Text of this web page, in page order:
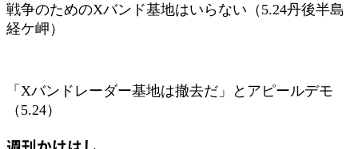
戦争のためのXバンド基地はいらない（5.24丹後半島
経ケ岬）
「Xバンドレーダー基地は撤去だ」とアピールデモ
（5.24）